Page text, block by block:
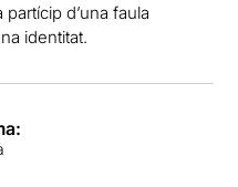
partícip d’una faula
identitat.